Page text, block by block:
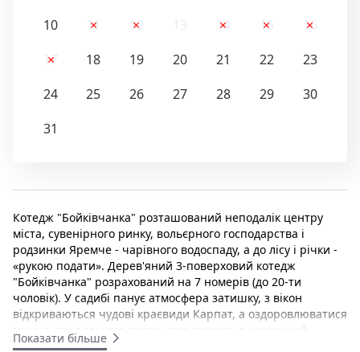
10
11 12 14 15
16
17
18 19 20 21 22
23
24
25 26 27 28 29
30
31
Котедж "Бойківчанка" розташований неподалік центру
міста, сувенірного ринку, вольєрного господарства і
родзинки Яремче - чарівного водоспаду, а до лісу і річки -
«рукою подати». Дерев'яний 3-поверховий котедж
"Бойківчанка" розрахований на 7 номерів (до 20-ти
чоловік). У садибі панує атмосфера затишку, з вікон
відкриваються чудові краєвиди Карпат, а оздоровлюватися
можна джерельною водою, яка входить в щоденний
раціон гостей. Для комфорту гостей є сауна (користування
Показати більше